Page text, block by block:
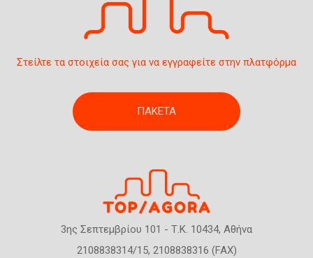
Στείλτε τα στοιχεία σας για να εγγραφείτε στην πλατφόρμα
ΠΑΚΕΤΑ
3ης Σεπτεμβρίου 101 - Τ.Κ. 10434, Αθήνα
2108838314/15, 2108838316 (FAX)